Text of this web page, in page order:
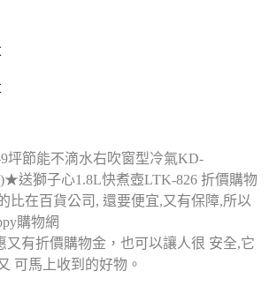
坪節能不滴水右吹窗型冷氣KD-
送獅子心1.8L快煮壺LTK-826 折價購物
比在百貨公司, 還要便宜,又有保障,所以
購物網
又有折價購物金，也可以讓人很 安全,它
可馬上收到的好物。